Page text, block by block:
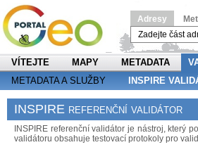
Adresy
VÍTEJTE MAPY METADATA
METADATA A SLUŽBY
INSPIRE
INSPIRE referenční validátor
INSPIRE referenční validátor je nástroj, který
validátoru obsahuje testovací protokoly pro